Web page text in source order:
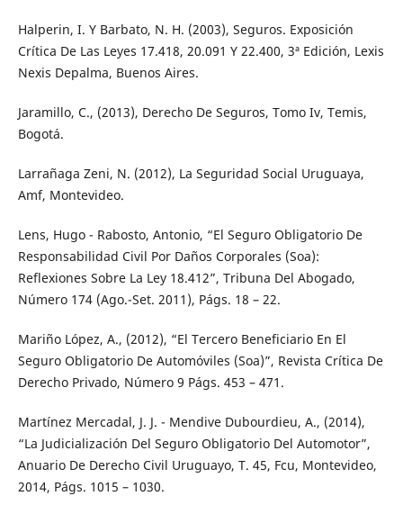
Halperin, I. Y Barbato, N. H. (2003), Seguros. Exposición
Crítica De Las Leyes 17.418, 20.091 Y 22.400, 3ª Edición, Lexis
Nexis Depalma, Buenos Aires.
Jaramillo, C., (2013), Derecho De Seguros, Tomo Iv, Temis,
Bogotá.
Larrañaga Zeni, N. (2012), La Seguridad Social Uruguaya,
Amf, Montevideo.
Lens, Hugo - Rabosto, Antonio, “El Seguro Obligatorio De
Responsabilidad Civil Por Daños Corporales (Soa):
Reflexiones Sobre La Ley 18.412”, Tribuna Del Abogado,
Número 174 (Ago.-Set. 2011), Págs. 18 – 22.
Mariño López, A., (2012), “El Tercero Beneficiario En El
Seguro Obligatorio De Automóviles (Soa)”, Revista Crítica De
Derecho Privado, Número 9 Págs. 453 – 471.
Martínez Mercadal, J. J. - Mendive Dubourdieu, A., (2014),
“La Judicialización Del Seguro Obligatorio Del Automotor”,
Anuario De Derecho Civil Uruguayo, T. 45, Fcu, Montevideo,
2014, Págs. 1015 – 1030.